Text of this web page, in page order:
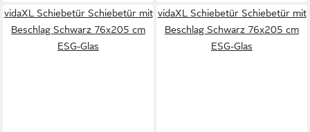
vidaXL Schiebetür Schiebetür mit
Beschlag Schwarz 76x205 cm
ESG-Glas
vidaXL Schiebetür Schiebetür mit
Beschlag Schwarz 76x205 cm
ESG-Glas